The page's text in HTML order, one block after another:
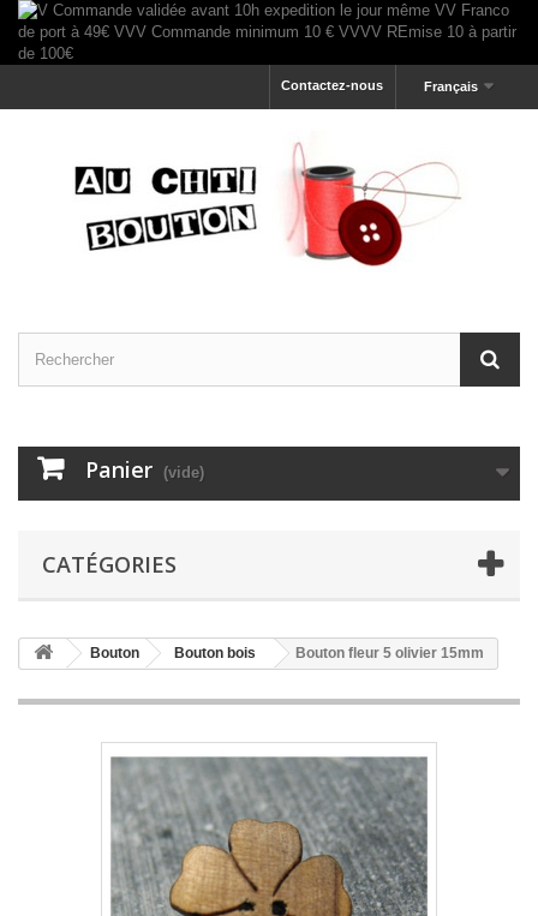
Français
Contactez-nous
Panier (vide)
CATÉGORIES
Bouton Bouton bois Bouton fleur 5 olivier 15mm